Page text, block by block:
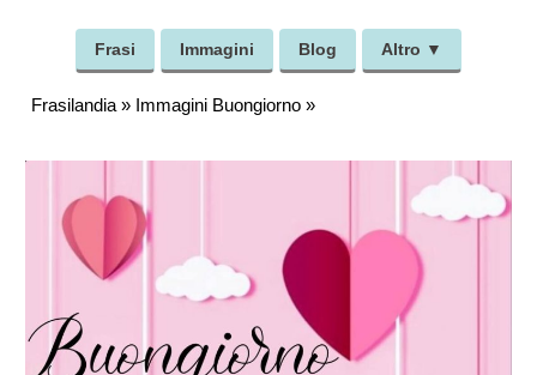
Frasi Immagini Blog Altro ▼
Frasilandia » Immagini Buongiorno »